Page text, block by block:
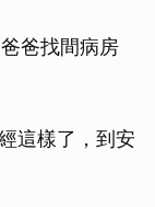
爸找間病房
這樣了，到安